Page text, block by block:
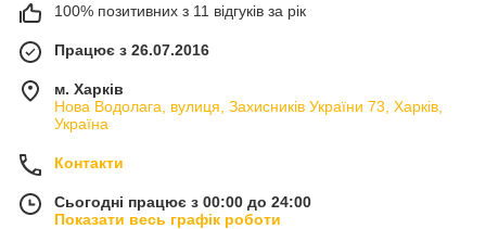
100% позитивних з 11 відгуків за рік
Працює з 26.07.2016
м. Харків
Нова Водолага, вулиця, Захисників України 73, Харків,
Україна
Контакти
Сьогодні працює з 00:00 до 24:00
Показати весь графік роботи